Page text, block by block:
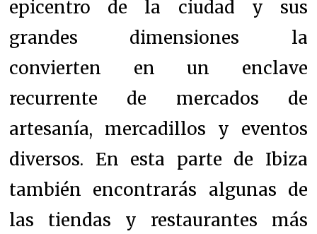
epicentro de la ciudad y sus
grandes dimensiones la
convierten en un enclave
recurrente de mercados de
artesanía, mercadillos y eventos
diversos. En esta parte de Ibiza
también encontrarás algunas de
las tiendas y restaurantes más